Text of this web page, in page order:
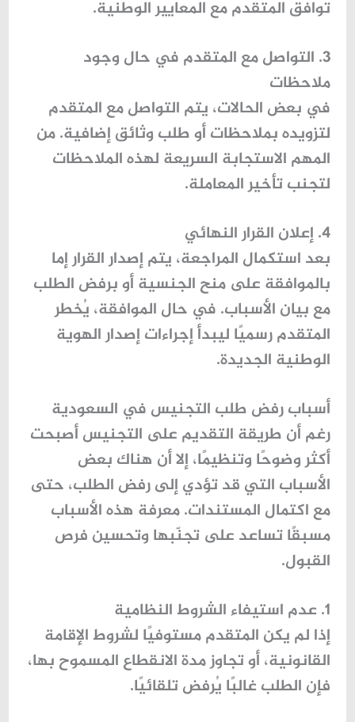
توافق المتقدم مع المعايير الوطنية.
3. التواصل مع المتقدم في حال وجود
ملاحظات
في بعض الحالات، يتم التواصل مع المتقدم
لتزويده بملاحظات أو طلب وثائق إضافية. من
المهم الاستجابة السريعة لهذه الملاحظات
لتجنب تأخير المعاملة.
4. إعلان القرار النهائي
بعد استكمال المراجعة، يتم إصدار القرار إما
بالموافقة على منح الجنسية أو برفض الطلب
مع بيان الأسباب. في حال الموافقة، يُخطر
المتقدم رسميًا ليبدأ إجراءات إصدار الهوية
الوطنية الجديدة.
أسباب رفض طلب التجنيس في السعودية
رغم أن طريقة التقديم على التجنيس أصبحت
أكثر وضوحًا وتنظيمًا، إلا أن هناك بعض
الأسباب التي قد تؤدي إلى رفض الطلب، حتى
مع اكتمال المستندات. معرفة هذه الأسباب
مسبقًا تساعد على تجنّبها وتحسين فرص
القبول.
1. عدم استيفاء الشروط النظامية
إذا لم يكن المتقدم مستوفيًا لشروط الإقامة
القانونية، أو تجاوز مدة الانقطاع المسموح بها،
فإن الطلب غالبًا يُرفض تلقائيًا.